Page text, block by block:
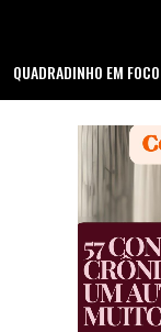
QUADRADINHO EM FOCO